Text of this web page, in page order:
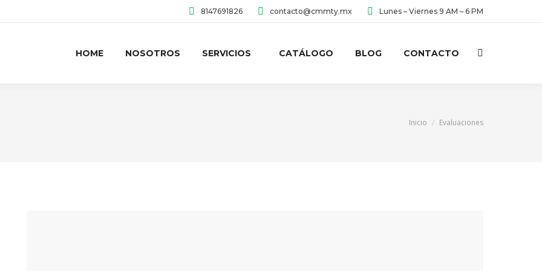
8147691826 contacto@cmmty.mx Lunes – Viernes 9 AM – 6 PM
HOME NOSOTROS SERVICIOS CATÁLOGO BLOG CONTACTO Buscar:
Estás aquí:
Inicio Evaluaciones